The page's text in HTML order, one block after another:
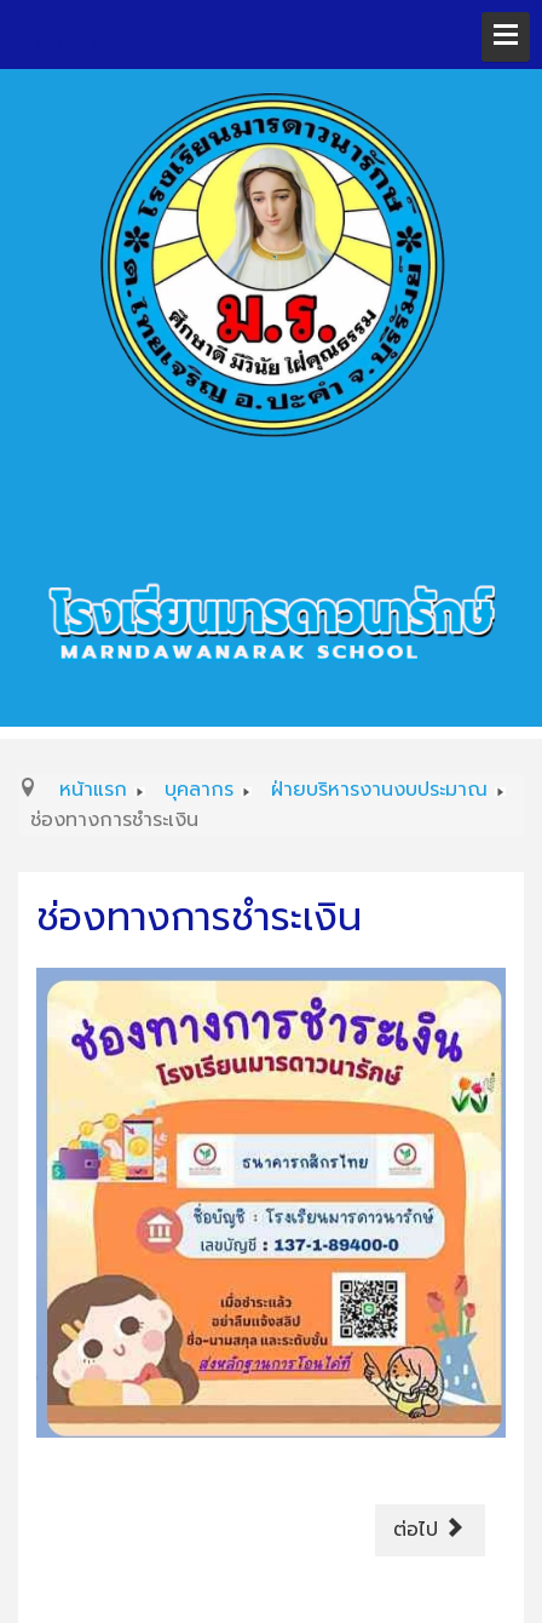
หน้าแรก บุคลากร
ฝ่ายบริหารงานงบประมาณ
ช่องทางการชำระเงิน
ช่องทางการชำระเงิน
ต่อไป